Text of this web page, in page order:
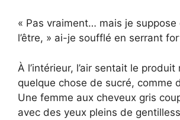
« Pas vraiment… mais je suppose
l’être, » ai-je soufflé en serrant
À l’intérieur, l’air sentait le
quelque chose de sucré, comme
Une femme aux cheveux gris
avec des yeux pleins de